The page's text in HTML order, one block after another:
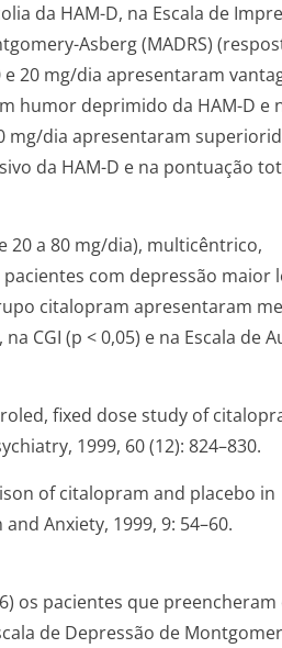
da HAM-D, na Escala de
Asberg (MADRS)
20 mg/dia apresentaram
humor deprimido da HAM-D e
mg/dia apresentaram
da HAM-D e na pontuação
20 a 80 mg/dia), multicêntrico,
com depressão maior
citalopram apresentaram
CGI (p < 0,05) e na Escala de
fixed dose study of
1999, 60 (12): 824–830.
of citalopram and placebo in
Anxiety, 1999, 9: 54–60.
os pacientes que preencheram
de Depressão de